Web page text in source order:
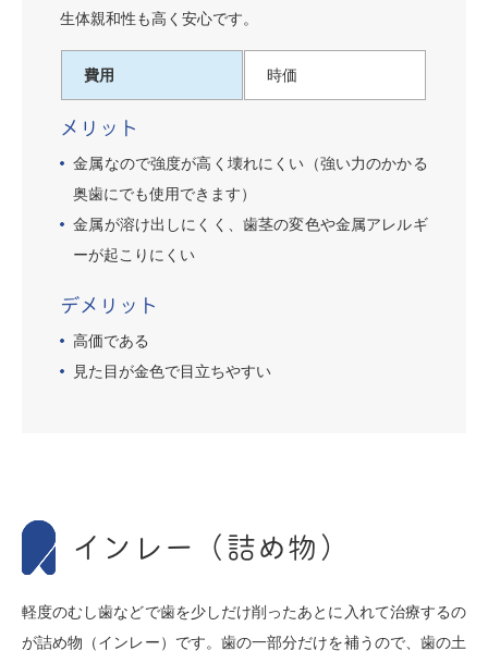
生体親和性も高く安心です。
費用 時価
メリット
金属なので強度が高く壊れにくい（強い力のかかる
奥歯にでも使用できます）
金属が溶け出しにくく、歯茎の変色や金属アレルギ
ーが起こりにくい
デメリット
高価である
見た目が金色で目立ちやすい
インレー（詰め物）
軽度のむし歯などで歯を少しだけ削ったあとに入れて治療するの
が詰め物（インレー）です。歯の一部分だけを補うので、歯の土